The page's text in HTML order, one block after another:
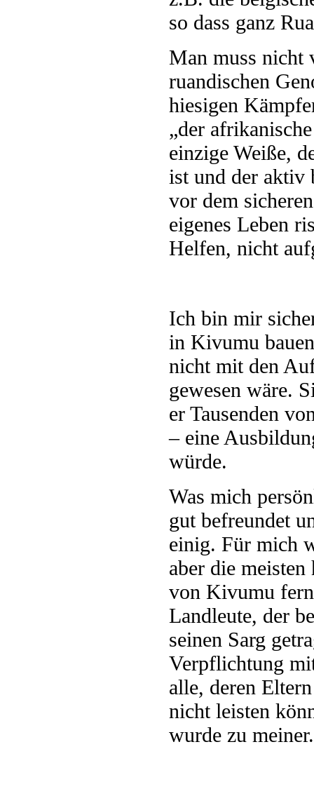
so dass ganz
Man muss nicht
ruandischen
hiesigen
„der
einzige Weiße,
ist und der aktiv
vor dem
eigenes Leben
Helfen, nicht
Ich bin mir
in Kivumu
nicht mit den
gewesen wäre.
er Tausenden
– eine
würde.
Was mich
gut befreundet
einig. Für mich
aber die
von Kivumu
Landleute, der
seinen Sarg
Verpflichtung
alle, deren
nicht leisten
wurde zu meiner.